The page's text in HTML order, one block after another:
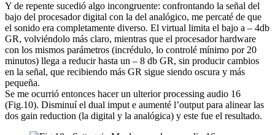
Y de repente sucedió algo incongruente: confrontando la señal del
bajo del procesador digital con la del analógico, me percaté de que
el sonido era completamente diverso. El virtual limita el bajo a – 4db
GR, volviéndolo más claro, mientras que el procesador hardware
con los mismos parámetros (incrédulo, lo controlé mínimo por 20
minutos) llega a reducir hasta un – 8 db GR, sin producir cambios
en la señal, que recibiendo más GR sigue siendo oscura y más
pequeña.
Se me ocurrió entonces hacer un ulterior processing audio 16
(Fig.10). Disminuí el dual imput e aumenté l’output para alinear las
dos gain reduction (la digital y la analógica) y este fue el resultado.